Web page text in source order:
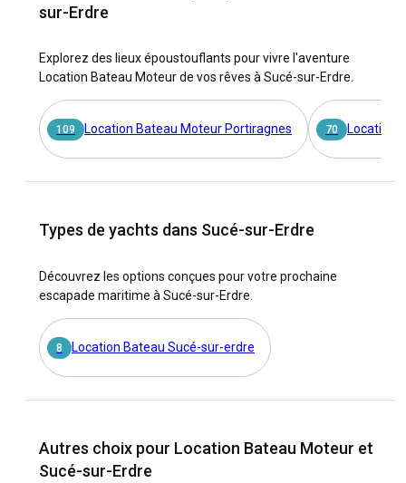
sur-Erdre
Explorez des lieux époustouflants pour vivre l'aventure
Location Bateau Moteur de vos rêves à Sucé-sur-Erdre.
109 Location Bateau Moteur Portiragnes 70 Location
Types de yachts dans Sucé-sur-Erdre
Découvrez les options conçues pour votre prochaine
escapade maritime à Sucé-sur-Erdre.
8 Location Bateau Sucé-sur-erdre
Autres choix pour Location Bateau Moteur et
Sucé-sur-Erdre